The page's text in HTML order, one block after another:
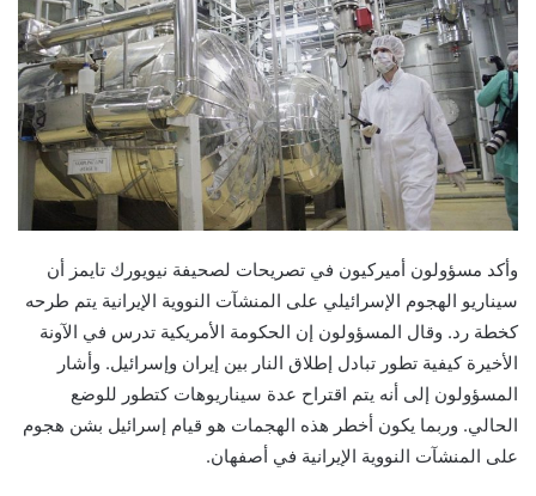
وأكد مسؤولون أميركيون في تصريحات لصحيفة نيويورك تايمز أن
سيناريو الهجوم الإسرائيلي على المنشآت النووية الإيرانية يتم طرحه
كخطة رد. وقال المسؤولون إن الحكومة الأمريكية تدرس في الآونة
الأخيرة كيفية تطور تبادل إطلاق النار بين إيران وإسرائيل. وأشار
المسؤولون إلى أنه يتم اقتراح عدة سيناريوهات كتطور للوضع
الحالي. وربما يكون أخطر هذه الهجمات هو قيام إسرائيل بشن هجوم
على المنشآت النووية الإيرانية في أصفهان.